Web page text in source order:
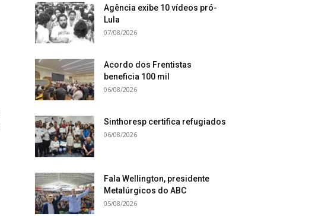
Agência exibe 10 vídeos pró-
Lula
07/08/2026
Acordo dos Frentistas
beneficia 100 mil
06/08/2026
Sinthoresp certifica refugiados
06/08/2026
Fala Wellington, presidente
Metalúrgicos do ABC
05/08/2026